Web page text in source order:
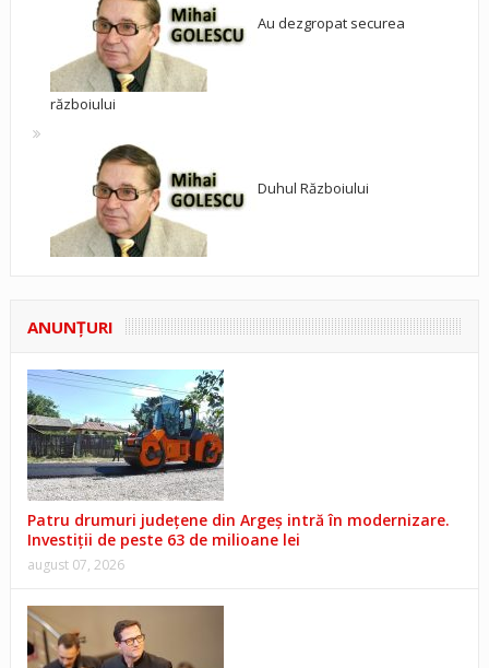
Au dezgropat securea
războiului
Duhul Războiului
ANUNŢURI
Patru drumuri județene din Argeș intră în modernizare.
Investiții de peste 63 de milioane lei
august 07, 2026